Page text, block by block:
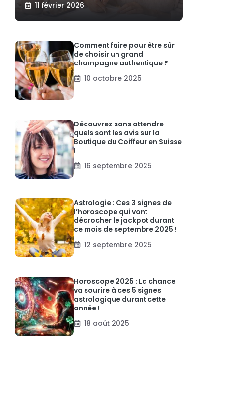
11 février 2026
Comment faire pour être sûr
de choisir un grand
champagne authentique ?
10 octobre 2025
Découvrez sans attendre
quels sont les avis sur la
Boutique du Coiffeur en Suisse
!
16 septembre 2025
Astrologie : Ces 3 signes de
l’horoscope qui vont
décrocher le jackpot durant
ce mois de septembre 2025 !
12 septembre 2025
Horoscope 2025 : La chance
va sourire à ces 5 signes
astrologique durant cette
année !
18 août 2025